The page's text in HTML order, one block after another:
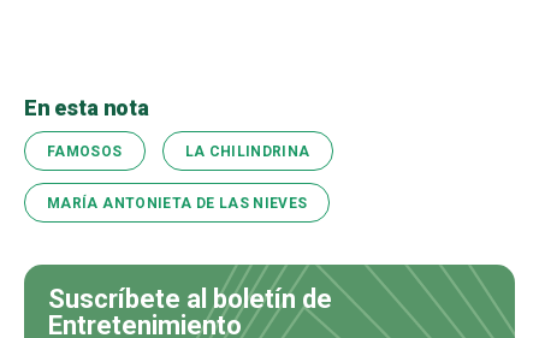
En esta nota
FAMOSOS LA CHILINDRINA
MARÍA ANTONIETA DE LAS NIEVES
Suscríbete al boletín de
Entretenimiento